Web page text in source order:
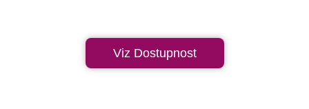
Viz Dostupnost